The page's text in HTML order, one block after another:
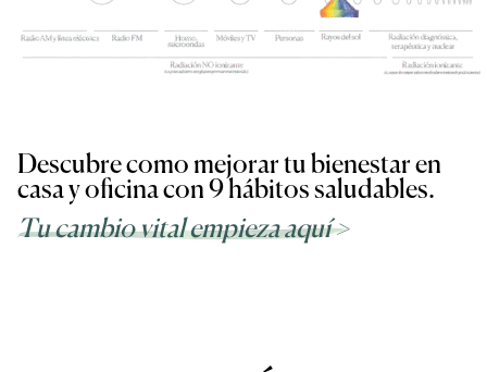
Descubre como mejorar tu bienestar en
casa y oficina con 9 hábitos saludables.
Tu cambio vital empieza aquí >